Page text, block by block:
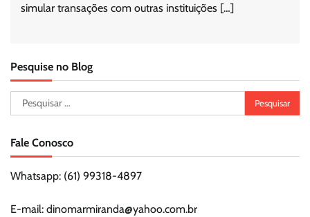
simular transações com outras instituições […]
Pesquise no Blog
Pesquisar
por:
Fale Conosco
Whatsapp: (61) 99318-4897
E-mail: dinomarmiranda@yahoo.com.br